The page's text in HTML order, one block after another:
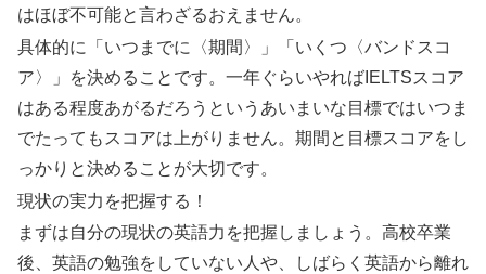
はほぼ不可能と言わざるおえません。
具体的に「いつまでに〈期間〉」「いくつ〈バンドスコ
ア〉」を決めることです。一年ぐらいやればIELTSスコア
はある程度あがるだろうというあいまいな目標ではいつま
でたってもスコアは上がりません。期間と目標スコアをし
っかりと決めることが大切です。
現状の実力を把握する！
まずは自分の現状の英語力を把握しましょう。高校卒業
後、英語の勉強をしていない人や、しばらく英語から離れ